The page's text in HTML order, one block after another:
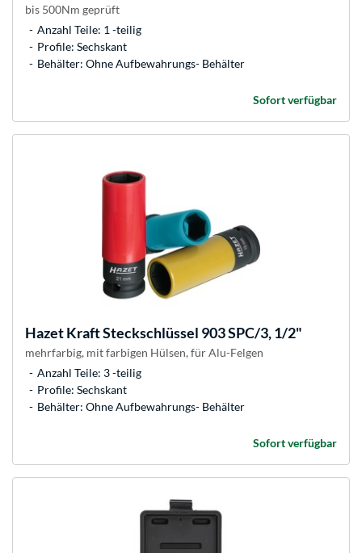
bis 500Nm geprüft
Anzahl Teile: 1 -teilig
Profile: Sechskant
Behälter: Ohne Aufbewahrungs- Behälter
Sofort verfügbar
HazetKraft Steckschlüssel 903 SPC/3, 1/2"
mehrfarbig, mit farbigen Hülsen, für Alu-Felgen
Anzahl Teile: 3 -teilig
Profile: Sechskant
Behälter: Ohne Aufbewahrungs- Behälter
Sofort verfügbar